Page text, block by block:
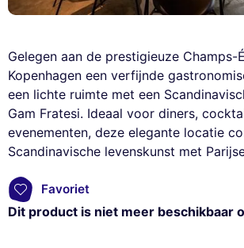
Gelegen aan de prestigieuze Champs-
Kopenhagen een verfijnde
een lichte ruimte met een
Gam Fratesi. Ideaal voor diners,
evenementen, deze elegante locatie
Scandinavische levenskunst met
Favoriet
Dit product is niet meer beschikbaar